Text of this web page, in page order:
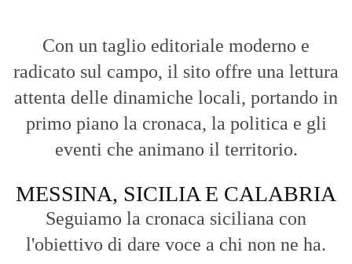
Con un taglio editoriale moderno e
radicato sul campo, il sito offre una lettura
attenta delle dinamiche locali, portando in
primo piano la cronaca, la politica e gli
eventi che animano il territorio.
MESSINA, SICILIA E CALABRIA
Seguiamo la cronaca siciliana con
l'obiettivo di dare voce a chi non ne ha.